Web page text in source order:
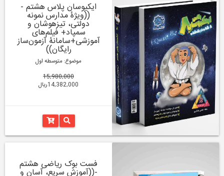
ایکیوسان پلاس هشتم -
((ویژۀ مدارس نمونه
دولتی، تیزهوشان و
سمپاد+ فیلم‌های
آموزشی+سامانۀ آزمون‌ساز
رایگان))
موضوع: متوسطه اول
15,980,000
14,382,000ریال
فست بوک ریاضی هشتم
-((آموزش سریع، آسان و